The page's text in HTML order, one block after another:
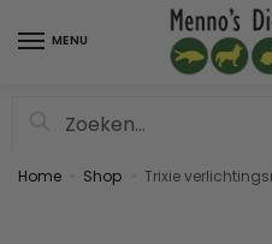
MENU
Home Shop Trixie